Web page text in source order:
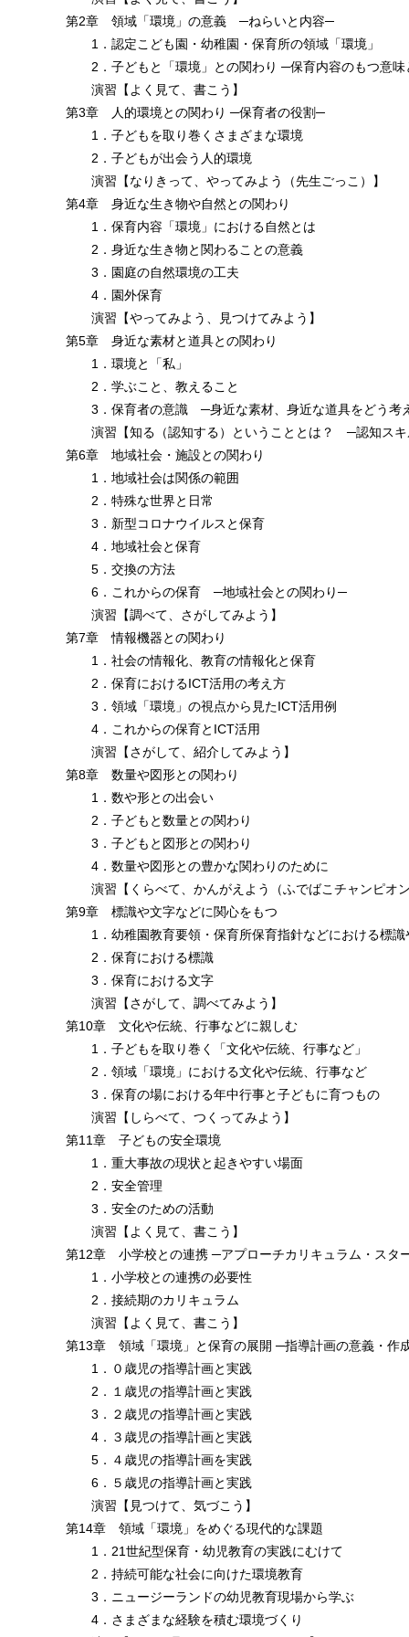
第2章 領域「環境」の意義 ─ねらいと内容─
1．認定こども園・幼稚園・保育所の領域「環境」
2．子どもと「環境」との関わり ─保育内容のもつ意味
演習【よく見て、書こう】
第3章 人的環境との関わり ─保育者の役割─
1．子どもを取り巻くさまざまな環境
2．子どもが出会う人的環境
演習【なりきって、やってみよう（先生ごっこ）】
第4章 身近な生き物や自然との関わり
1．保育内容「環境」における自然とは
2．身近な生き物と関わることの意義
3．園庭の自然環境の工夫
4．園外保育
演習【やってみよう、見つけてみよう】
第5章 身近な素材と道具との関わり
1．環境と「私」
2．学ぶこと、教えること
3．保育者の意識 ─身近な素材、身近な道具をどう考
演習【知る（認知する）ということとは？ ─認知スキ
第6章 地域社会・施設との関わり
1．地域社会は関係の範囲
2．特殊な世界と日常
3．新型コロナウイルスと保育
4．地域社会と保育
5．交換の方法
6．これからの保育 ─地域社会との関わり─
演習【調べて、さがしてみよう】
第7章 情報機器との関わり
1．社会の情報化、教育の情報化と保育
2．保育におけるICT活用の考え方
3．領域「環境」の視点から見たICT活用例
4．これからの保育とICT活用
演習【さがして、紹介してみよう】
第8章 数量や図形との関わり
1．数や形との出会い
2．子どもと数量との関わり
3．子どもと図形との関わり
4．数量や図形との豊かな関わりのために
演習【くらべて、かんがえよう（ふでばこチャンピオン
第9章 標識や文字などに関心をもつ
1．幼稚園教育要領・保育所保育指針などにおける標識
2．保育における標識
3．保育における文字
演習【さがして、調べてみよう】
第10章 文化や伝統、行事などに親しむ
1．子どもを取り巻く「文化や伝統、行事など」
2．領域「環境」における文化や伝統、行事など
3．保育の場における年中行事と子どもに育つもの
演習【しらべて、つくってみよう】
第11章 子どもの安全環境
1．重大事故の現状と起きやすい場面
2．安全管理
3．安全のための活動
演習【よく見て、書こう】
第12章 小学校との連携 ─アプローチカリキュラム・スタ
1．小学校との連携の必要性
2．接続期のカリキュラム
演習【よく見て、書こう】
第13章 領域「環境」と保育の展開 ─指導計画の意義・作
1．０歳児の指導計画と実践
2．１歳児の指導計画と実践
3．２歳児の指導計画と実践
4．３歳児の指導計画と実践
5．４歳児の指導計画を実践
6．５歳児の指導計画と実践
演習【見つけて、気づこう】
第14章 領域「環境」をめぐる現代的な課題
1．21世紀型保育・幼児教育の実践にむけて
2．持続可能な社会に向けた環境教育
3．ニュージーランドの幼児教育現場から学ぶ
4．さまざまな経験を積む環境づくり